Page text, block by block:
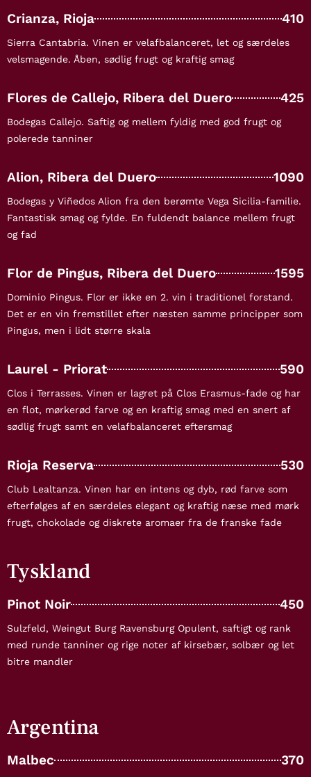
Crianza, Rioja 410
Sierra Cantabria. Vinen er velafbalanceret, let og særdeles
velsmagende. Åben, sødlig frugt og kraftig smag
Flores de Callejo, Ribera del Duero 425
Bodegas Callejo. Saftig og mellem fyldig med god frugt og
polerede tanniner
Alion, Ribera del Duero 1090
Bodegas y Viñedos Alion fra den berømte Vega Sicilia-familie.
Fantastisk smag og fylde. En fuldendt balance mellem frugt
og fad
Flor de Pingus, Ribera del Duero 1595
Dominio Pingus. Flor er ikke en 2. vin i traditionel forstand.
Det er en vin fremstillet efter næsten samme principper som
Pingus, men i lidt større skala
Laurel - Priorat 590
Clos i Terrasses. Vinen er lagret på Clos Erasmus-fade og har
en flot, mørkerød farve og en kraftig smag med en snert af
sødlig frugt samt en velafbalanceret eftersmag
Rioja Reserva 530
Club Lealtanza. Vinen har en intens og dyb, rød farve som
efterfølges af en særdeles elegant og kraftig næse med mørk
frugt, chokolade og diskrete aromaer fra de franske fade
Tyskland
Pinot Noir 450
Sulzfeld, Weingut Burg Ravensburg Opulent, saftigt og rank
med runde tanniner og rige noter af kirsebær, solbær og let
bitre mandler
Argentina
Malbec 370